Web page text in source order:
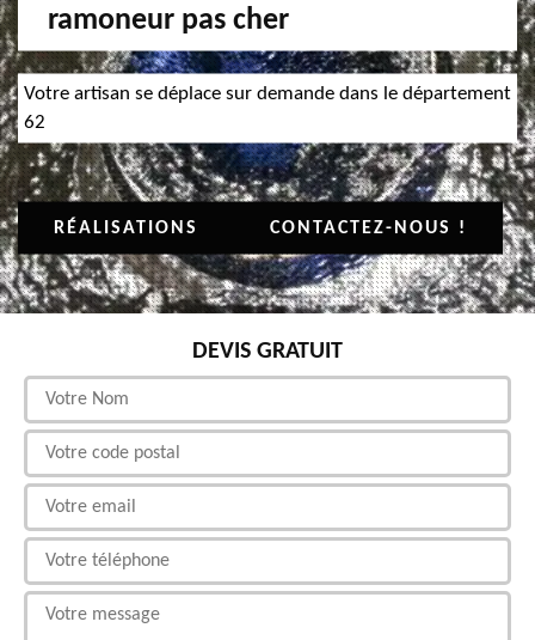
ramoneur pas cher
Votre artisan se déplace sur demande dans le département
62
RÉALISATIONS CONTACTEZ-NOUS !
DEVIS GRATUIT